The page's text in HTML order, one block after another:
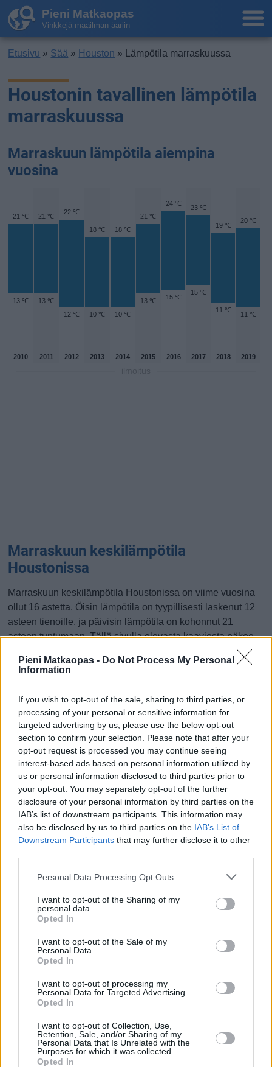
Pieni Matkaopas - Do Not Process My Personal
Information
If you wish to opt-out of the sale, sharing to third parties, or
processing of your personal or sensitive information for
targeted advertising by us, please use the below opt-out
section to confirm your selection. Please note that after your
opt-out request is processed you may continue seeing
interest-based ads based on personal information utilized by
us or personal information disclosed to third parties prior to
your opt-out. You may separately opt-out of the further
disclosure of your personal information by third parties on the
IAB’s list of downstream participants. This information may
also be disclosed by us to third parties on the IAB’s List of
Downstream Participants that may further disclose it to other
Personal Data Processing Opt Outs
I want to opt-out of the Sharing of my
personal data.
Opted In
I want to opt-out of the Sale of my
Personal Data.
Opted In
I want to opt-out of processing my
Personal Data for Targeted Advertising.
Opted In
I want to opt-out of Collection, Use,
Retention, Sale, and/or Sharing of my
Personal Data that Is Unrelated with the
Purposes for which it was collected.
Opted In
Pieni Matkaopas
Vinkkejä maailman ääriin
Etusivu » Sää » Houston » Lämpötila marraskuussa
Houstonin tavallinen lämpötila
marraskuussa
Marraskuun lämpötila aiempina
vuosina
21 ℃
13 ℃
21 ℃
13 ℃
22 ℃
12 ℃
18 ℃
10 ℃
18 ℃
10 ℃
21 ℃
13 ℃
24 ℃
15 ℃
23 ℃
15 ℃
19 ℃
11 ℃
20 ℃
11 ℃
2010 2011 2012 2013 2014 2015 2016 2017 2018 2019
Marraskuun keskilämpötila
Houstonissa
Marraskuun keskilämpötila Houstonissa on viime vuosina
ollut 16 astetta. Öisin lämpötila on tyypillisesti laskenut 12
asteen tienoille, ja päivisin lämpötila on kohonnut 21
asteen tuntumaan. Tällä sivulla olevasta kaaviosta näkee,
marraskuussa viime vuosina ja vaihteluväli, jolla lämpötila
Hetkellisesti Houstonissa on silti koettu tätäkin kylmempiä
ja lämpimämpiä marraskuisia päiviä. Esimerkiksi vuoden
2019 marraskuussa lämpötila käväisi alimmillaan -1
asteessa ja toisaalta vuonna 2010 marraskuussa
hätyyteltiin eräänä poikkeuksellisen lämpimänä päivänä 32
asteen lukemia.
Entä muut kuukaudet? Miten lämmintä
Houstonissa on ollut...
Tammikuussa Helmikuussa Maaliskuussa
Lokakuussa
Kiinnostavatko sademäärät?
aikaisempina vuosina.
Marraskuun keskilämpötila
Houstonissa 10 vuoden
tarkastelujaksolla